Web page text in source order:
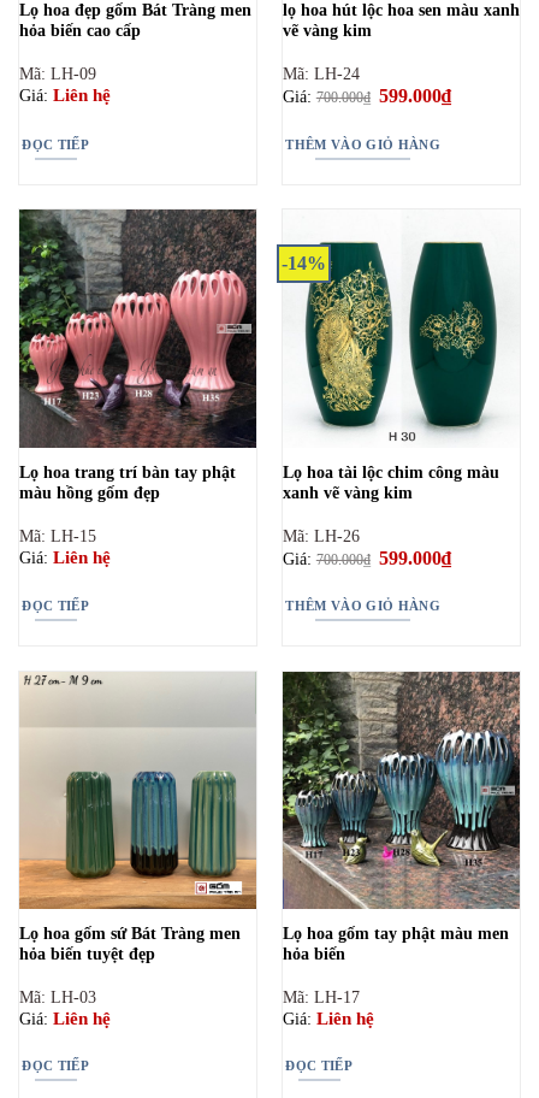
Lọ hoa đẹp gốm Bát Tràng men
hỏa biến cao cấp
Mã: LH-09
Giá: Liên hệ
ĐỌC TIẾP
lọ hoa hút lộc hoa sen màu xanh
vẽ vàng kim
Mã: LH-24
Giá:700.000₫ Giá
700.000₫.
599.000₫Giá
hiện
THÊM VÀO GIỎ HÀNG
Lọ hoa trang trí bàn tay phật
màu hồng gốm đẹp
Mã: LH-15
Giá: Liên hệ
ĐỌC TIẾP
-14%
Lọ hoa tài lộc chim công màu
xanh vẽ vàng kim
Mã: LH-26
Giá:700.000₫ Giá
gốc
700.000₫.
599.000₫Giá
hiện
THÊM VÀO GIỎ HÀNG
Lọ hoa gốm sứ Bát Tràng men
hỏa biến tuyệt đẹp
Mã: LH-03
Giá: Liên hệ
ĐỌC TIẾP
Lọ hoa gốm tay phật màu men
hỏa biến
Mã: LH-17
Giá: Liên hệ
ĐỌC TIẾP